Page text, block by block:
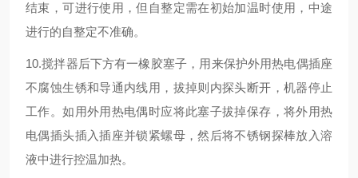
结束，可进行使用，但自整定需在初始加温时使用，中途
进行的自整定不准确。
10.搅拌器后下方有一橡胶塞子，用来保护外用热电偶插座
不腐蚀生锈和导通内线用，拔掉则内探头断开，机器停止
工作。如用外用热电偶时应将此塞子拔掉保存，将外用热
电偶插头插入插座并锁紧螺母，然后将不锈钢探棒放入溶
液中进行控温加热。